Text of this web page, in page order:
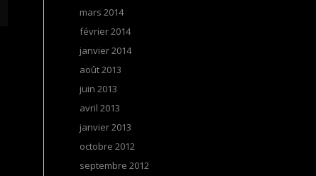
mars 2014
février 2014
janvier 2014
août 2013
juin 2013
avril 2013
janvier 2013
octobre 2012
septembre 2012